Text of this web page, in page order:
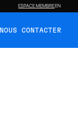
ESPACE MEMBREEN
NOUS CONTACTER